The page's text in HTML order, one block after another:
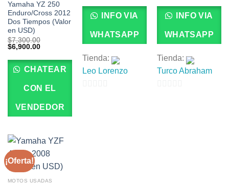
Yamaha YZ 250
Enduro/Cross 2012
Dos Tiempos (Valor
en USD)
$7,300.00
El
precio
original
era:
$7,300.00.
$6,900.00El
actual
es:
$6,900.00.
CHATEAR
CON EL
VENDEDOR
INFO VIA
WHATSAPP
Tienda:
Leo Lorenzo
INFO VIA
WHATSAPP
Tienda:
Turco Abraham
¡Oferta!
MOTOS USADAS